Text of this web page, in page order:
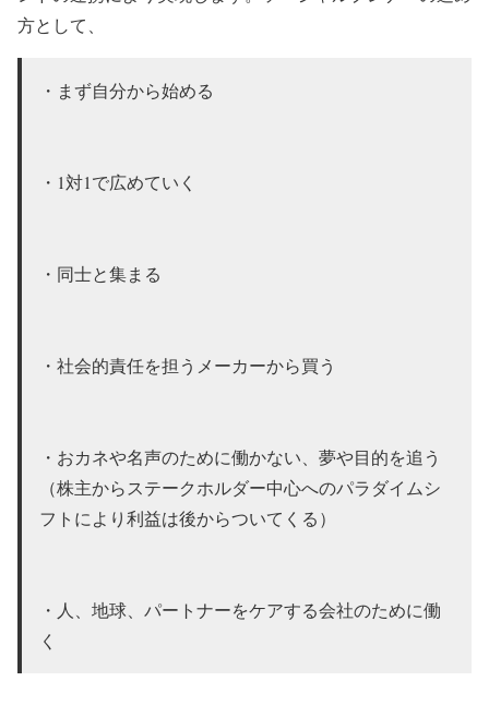
方として、
・まず自分から始める
・1対1で広めていく
・同士と集まる
・社会的責任を担うメーカーから買う
・おカネや名声のために働かない、夢や目的を追う
（株主からステークホルダー中心へのパラダイムシ
フトにより利益は後からついてくる）
・人、地球、パートナーをケアする会社のために働
く